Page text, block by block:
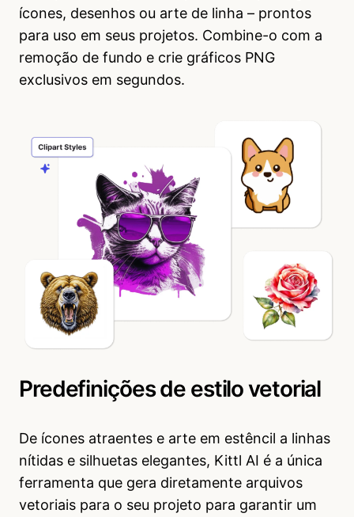
ícones, desenhos ou arte de linha – prontos
para uso em seus projetos. Combine-o com a
remoção de fundo e crie gráficos PNG
exclusivos em segundos.
Predefinições de estilo vetorial
De ícones atraentes e arte em estêncil a linhas
nítidas e silhuetas elegantes, Kittl AI é a única
ferramenta que gera diretamente arquivos
vetoriais para o seu projeto para garantir um